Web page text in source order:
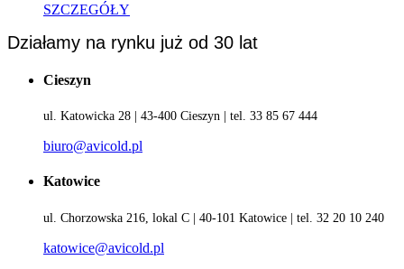
SZCZEGÓŁY
Działamy na rynku już od 30 lat
Cieszyn
ul. Katowicka 28 | 43-400 Cieszyn | tel. 33 85 67 444
biuro@avicold.pl
Katowice
ul. Chorzowska 216, lokal C | 40-101 Katowice | tel. 32 20 10 240
katowice@avicold.pl